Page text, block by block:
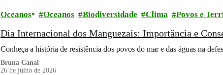
Oceanos Oceanos Biodiversidade Clima Povos e
Dia Internacional dos Manguezais: Importância e
Conheça a história de resistência dos povos do mar e das águas na
Bruna Canal
26 de julho de 2026